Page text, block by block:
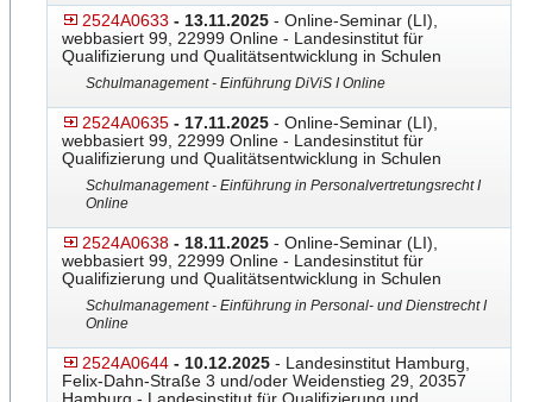
2524A0633 - 13.11.2025 - Online-Seminar (LI),
webbasiert 99, 22999 Online - Landesinstitut für
Qualifizierung und Qualitätsentwicklung in Schulen
Schulmanagement - Einführung DiViS I Online
2524A0635 - 17.11.2025 - Online-Seminar (LI),
webbasiert 99, 22999 Online - Landesinstitut für
Qualifizierung und Qualitätsentwicklung in Schulen
Schulmanagement - Einführung in Personalvertretungsrecht I
Online
2524A0638 - 18.11.2025 - Online-Seminar (LI),
webbasiert 99, 22999 Online - Landesinstitut für
Qualifizierung und Qualitätsentwicklung in Schulen
Schulmanagement - Einführung in Personal- und Dienstrecht I
Online
2524A0644 - 10.12.2025 - Landesinstitut Hamburg,
Felix-Dahn-Straße 3 und/oder Weidenstieg 29, 20357